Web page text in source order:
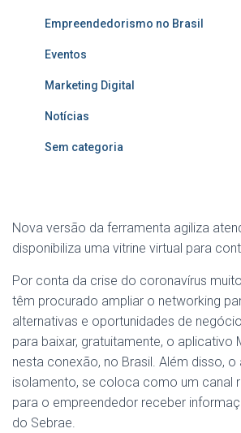
Empreendedorismo no Brasil
Eventos
Marketing Digital
Notícias
Sem categoria
Nova versão da ferramenta agiliza
disponibiliza uma vitrine virtual para
Por conta da crise do coronavírus
têm procurado ampliar o networking
alternativas e oportunidades de
para baixar, gratuitamente, o aplicativo
nesta conexão, no Brasil. Além disso, o
isolamento, se coloca como um canal
para o empreendedor receber
do Sebrae.